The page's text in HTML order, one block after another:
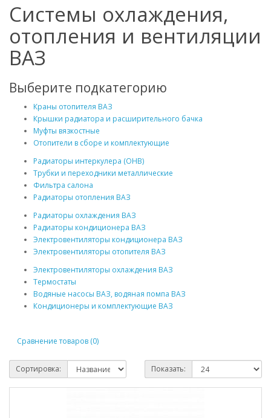
Системы охлаждения,
отопления и вентиляции
ВАЗ
Выберите подкатегорию
Краны отопителя ВАЗ
Крышки радиатора и расширительного бачка
Муфты вязкостные
Отопители в сборе и комплектующие
Радиаторы интеркулера (ОНВ)
Трубки и переходники металлические
Фильтра салона
Радиаторы отопления ВАЗ
Радиаторы охлаждения ВАЗ
Радиаторы кондиционера ВАЗ
Электровентиляторы кондиционера ВАЗ
Электровентиляторы отопителя ВАЗ
Электровентиляторы охлаждения ВАЗ
Термостаты
Водяные насосы ВАЗ, водяная помпа ВАЗ
Кондиционеры и комплектующие ВАЗ
Сравнение товаров (0)
Сортировка: Показать: